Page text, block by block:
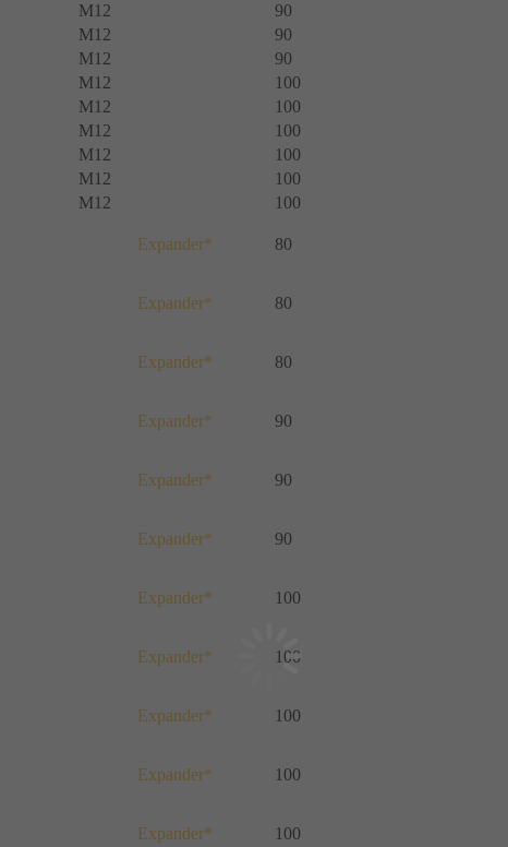
M12 90
M12 90
M12 90
M12 100
M12 100
M12 100
M12 100
M12 100
M12 100
Expander* 80
Expander* 80
Expander* 80
Expander* 90
Expander* 90
Expander* 90
Expander* 100
Expander* 100
Expander* 100
Expander* 100
Expander* 100